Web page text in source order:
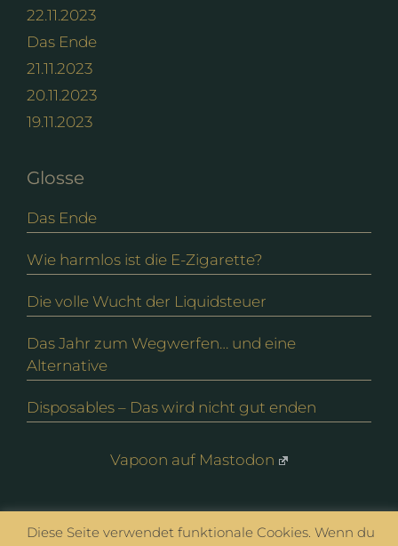
22.11.2023
Das Ende
21.11.2023
20.11.2023
19.11.2023
Glosse
Das Ende
Wie harmlos ist die E-Zigarette?
Die volle Wucht der Liquidsteuer
Das Jahr zum Wegwerfen… und eine
Alternative
Disposables – Das wird nicht gut enden
Vapoon auf Mastodon
© vapoon seit 2016 |Datenschutz| Impressum
Diese Seite verwendet funktionale Cookies. Wenn du